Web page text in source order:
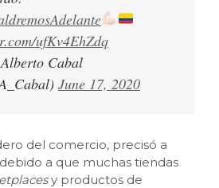
ufKv4EhZdq
Cabal
June 17, 2020
del comercio, precisó a
a que muchas tiendas
y productos de